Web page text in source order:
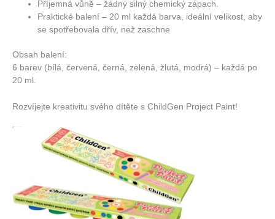
Příjemná vůně – žádný silný chemický zápach.
Praktické balení – 20 ml každá barva, ideální velikost, aby
se spotřebovala dřív, než zaschne
Obsah balení:
6 barev (bílá, červená, černá, zelená, žlutá, modrá) – každá po
20 ml.
Rozvíjejte kreativitu svého dítěte s ChildGen Project Paint!